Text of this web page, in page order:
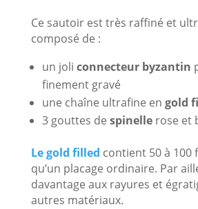
Ce sautoir est très raffiné et
composé de :
un joli connecteur byzantin
finement gravé
une chaîne ultrafine en gold
3 gouttes de spinellerose et
Le gold filled contient 50 à 100
qu’un placage ordinaire. Par
davantage aux rayures et
autres matériaux.